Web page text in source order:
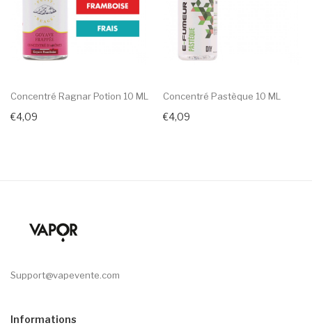
Concentré Ragnar Potion 10 ML
€4,09
Concentré Pastèque 10 ML
€4,09
Support@vapevente.com
Informations